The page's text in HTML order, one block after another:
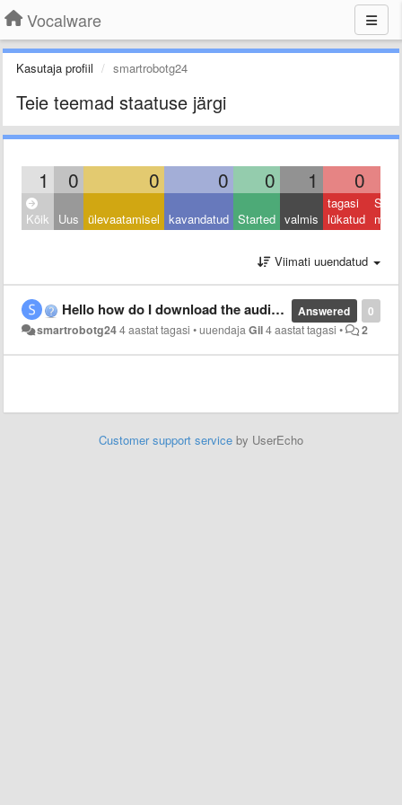
Vocalware
Kasutaja profiil smartrobotg24
Teie teemad staatuse järgi
1 0 0 0 0 1 0
Kõik Uus ülevaatamisel kavandatud Started valmis
tagasi
lükatud muu
Viimati uuendatud
0
Answered
Hello how do I download the audio. I am making a game and I need the audio for it.
smartrobotg244 aastat tagasi •uuendajaGil4 aastat tagasi • 2
Customer support service by UserEcho